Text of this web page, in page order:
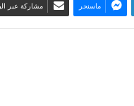
ماسنجر مشاركة عبر